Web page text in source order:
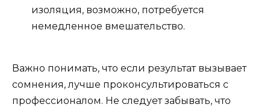
изоляция, возможно, потребуется
немедленное вмешательство.
Важно понимать, что если результат вызывает
сомнения, лучше проконсультироваться с
профессионалом. Не следует забывать, что